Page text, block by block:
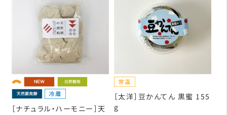
［ナチュラル・ハーモニー］天
［太洋］豆かんてん 黒蜜 155
g